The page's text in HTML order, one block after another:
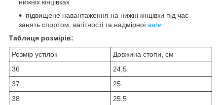
нижніх кінцівках
підвищене навантаження на нижні кінцівки під час
занять спортом, вагітності та надмірної ваги
Таблиця розмірів:
Розмір устілок
Довжина стопи, см
36
24,5
37
25
38
25,5